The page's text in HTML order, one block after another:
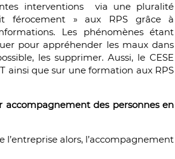
interventions via une pluralité
férocement » aux RPS grâce à
Les phénomènes étant
pour appréhender les maux dans
les supprimer. Aussi, le CESE
ainsi que sur une formation aux RPS
des personnes en
l’entreprise alors, l’accompagnement